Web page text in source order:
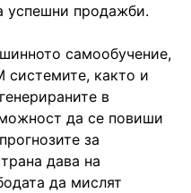
успешни продажби.
самообучение,
както и
в
да се повиши
за
дава на
да мислят